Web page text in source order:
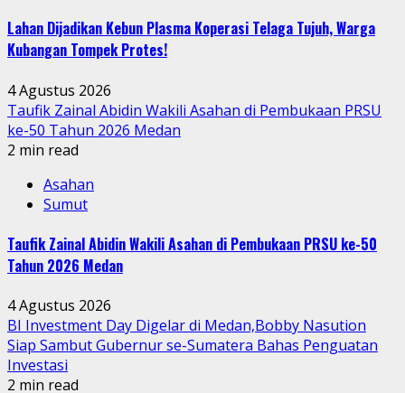
Lahan Dijadikan Kebun Plasma Koperasi Telaga Tujuh, Warga
Kubangan Tompek Protes!
4 Agustus 2026
Taufik Zainal Abidin Wakili Asahan di Pembukaan PRSU
ke-50 Tahun 2026 Medan
2 min read
Asahan
Sumut
Taufik Zainal Abidin Wakili Asahan di Pembukaan PRSU ke-50
Tahun 2026 Medan
4 Agustus 2026
BI Investment Day Digelar di Medan,Bobby Nasution
Siap Sambut Gubernur se-Sumatera Bahas Penguatan
Investasi
2 min read